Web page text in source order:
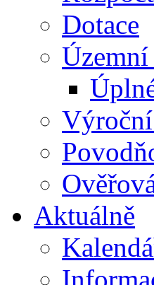
Dotace
Územní
Aktuálně